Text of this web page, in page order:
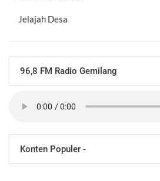
Jelajah Desa
96,8 FM Radio Gemilang
Konten Populer -